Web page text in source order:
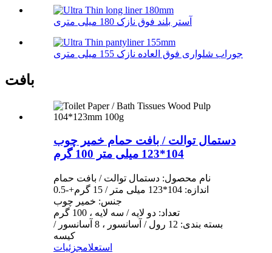
آستر بلند فوق نازک 180 میلی متری
جوراب شلواری فوق العاده نازک 155 میلی متری
بافت
دستمال توالت / بافت حمام خمیر چوب
104*123 میلی متر 100 گرم
نام محصول: دستمال توالت / بافت حمام
اندازه: 104*123 میلی متر / 15 گرم+-0.5
جنس: خمیر چوب
تعداد: دو لایه / سه لایه ، 100 گرم
بسته بندی: 12 رول / آسانسور ، 8 آسانسور /
کیسه
استعلامجزئیات